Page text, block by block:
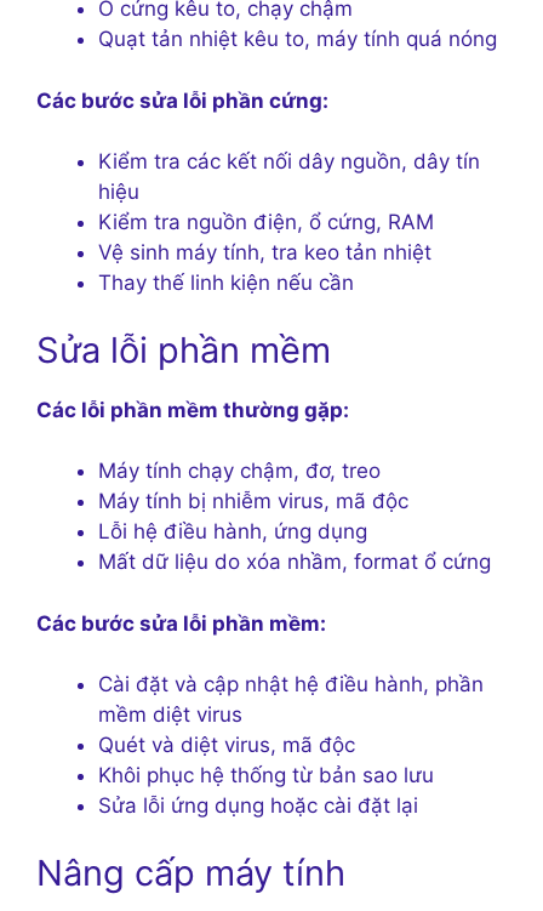
Ổ cứng kêu to, chạy chậm
Quạt tản nhiệt kêu to, máy tính quá nóng
Các bước sửa lỗi phần cứng:
Kiểm tra các kết nối dây nguồn, dây tín
hiệu
Kiểm tra nguồn điện, ổ cứng, RAM
Vệ sinh máy tính, tra keo tản nhiệt
Thay thế linh kiện nếu cần
Sửa lỗi phần mềm
Các lỗi phần mềm thường gặp:
Máy tính chạy chậm, đơ, treo
Máy tính bị nhiễm virus, mã độc
Lỗi hệ điều hành, ứng dụng
Mất dữ liệu do xóa nhầm, format ổ cứng
Các bước sửa lỗi phần mềm:
Cài đặt và cập nhật hệ điều hành, phần
mềm diệt virus
Quét và diệt virus, mã độc
Khôi phục hệ thống từ bản sao lưu
Sửa lỗi ứng dụng hoặc cài đặt lại
Nâng cấp máy tính